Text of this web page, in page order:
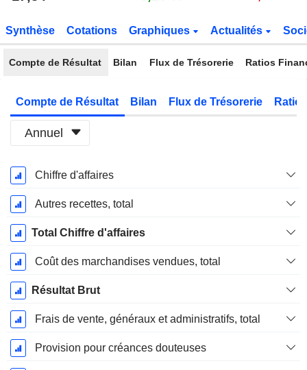
Synthèse Cotations Graphiques Actualités
Compte de Résultat Bilan Flux de Trésorerie Ratios
Compte de Résultat Bilan Flux de Trésorerie
Annuel
Période
Fiscale:
Décembre
Chiffre d'affaires
Autres recettes, total
Total Chiffre d'affaires
Coût des marchandises vendues, total
Résultat Brut
Frais de vente, généraux et administratifs, total
Provision pour créances douteuses